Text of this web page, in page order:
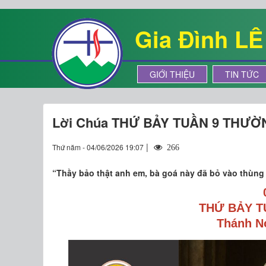
Gia Đình LÊ
GIỚI THIỆU TIN TỨC
Lời Chúa THỨ BẢY TUẦN 9
Thứ năm - 04/06/2026 19:07 | 266
“Thầy bảo thật anh em, bà goá này đã bỏ vào
THỨ BẢY
Thánh